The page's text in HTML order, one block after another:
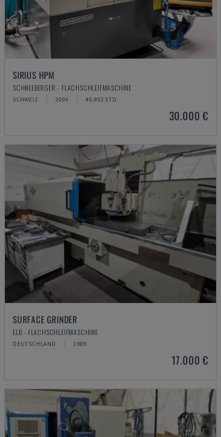
SIRIUS HPM
SCHNEEBERGER - FLACHSCHLEIFMASCHINE
SCHWEIZ 2006 45.852 STD
30.000 €
SURFACE GRINDER
ELB - FLACHSCHLEIFMASCHINE
DEUTSCHLAND 1989
17.000 €